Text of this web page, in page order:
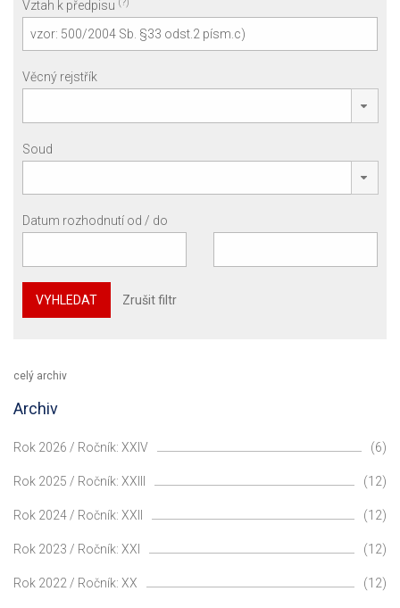
Vztah k předpisu
Věcný rejstřík
Soud
Datum rozhodnutí od / do
VYHLEDAT Zrušit filtr
celý archiv
Archiv
Rok 2026 / Ročník: XXIV (6)
Rok 2025 / Ročník: XXIII (12)
Rok 2024 / Ročník: XXII (12)
Rok 2023 / Ročník: XXI (12)
Rok 2022 / Ročník: XX (12)